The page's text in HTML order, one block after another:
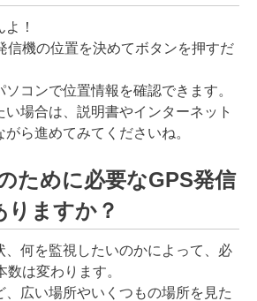
！
信機の位置を決めてボタンを押すだ
コンで位置情報を確認できます。
場合は、説明書やインターネット
ら進めてみてくださいね。
ために必要なGPS発信
りますか？
、何を監視したいのかによって、必
は変わります。
、広い場所やいくつもの場所を見た